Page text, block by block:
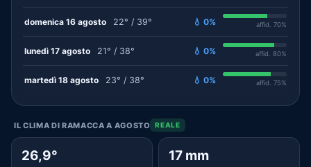
domenica 16 agosto 22° / 39° 💧 0% affid. 70%
lunedì 17 agosto 21° / 38° 💧 0% affid. 80%
martedì 18 agosto 23° / 38° 💧 0% affid. 75%
IL CLIMA DI RAMACCA A AGOSTO REALE
26,9° 17 mm